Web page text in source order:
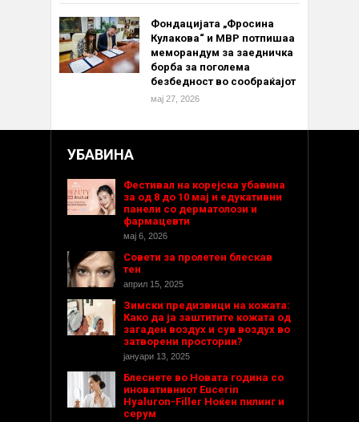
Фондацијата „Фросина
Кулакова“ и МВР потпишаа
меморандум за заедничка
борба за поголема
безбедност во сообраќајот
мај 27, 2026
УБАВИНА
Фестивал на корејска убавина
за од 8 до 10 мај и едукативни
панели со дерматолози и
фармацевти
мај 6, 2026
Совети за пролетен блескав
тен
април 15, 2025
Зимски предизвици на кожата:
Како да ја заштитите кожата од
загаден воздух и сув воздух во
затворени простории?
јануари 13, 2025
Блеснете во Новата година со
иновативниот Eucerin
Hyaluron-Filler Ноќен пилинг и
серум